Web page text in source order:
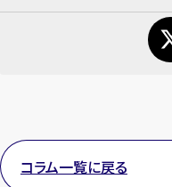
コラム一覧に戻る